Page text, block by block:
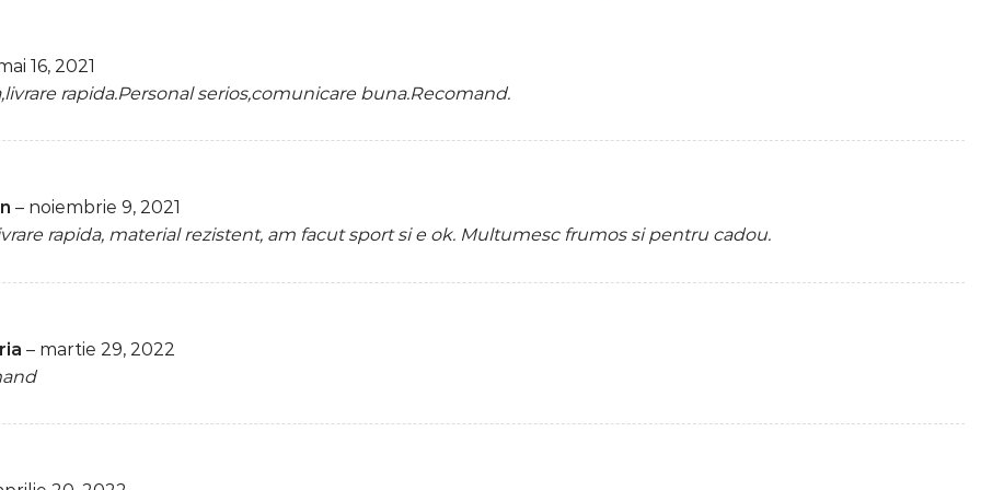
16, 2021
rapida.Personal serios,comunicare buna.Recomand.
– noiembrie 9, 2021
rapida, material rezistent, am facut sport si e ok. Multumesc frumos si pentru cadou.
– martie 29, 2022